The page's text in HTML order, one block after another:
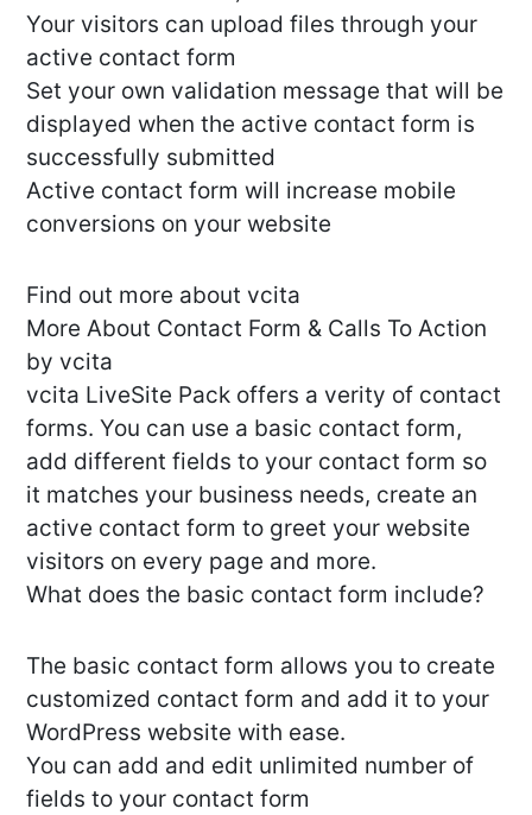
Your visitors can upload files through your
active contact form
Set your own validation message that will be
displayed when the active contact form is
successfully submitted
Active contact form will increase mobile
conversions on your website
Find out more about vcita
More About Contact Form & Calls To Action
by vcita
vcita LiveSite Pack offers a verity of contact
forms. You can use a basic contact form,
add different fields to your contact form so
it matches your business needs, create an
active contact form to greet your website
visitors on every page and more.
What does the basic contact form include?
The basic contact form allows you to create
customized contact form and add it to your
WordPress website with ease.
You can add and edit unlimited number of
fields to your contact form